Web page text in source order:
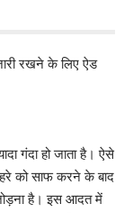
रखने के लिए ऐड
गंदा हो जाता है। ऐसे
को साफ करने के बाद
है। इस आदत में